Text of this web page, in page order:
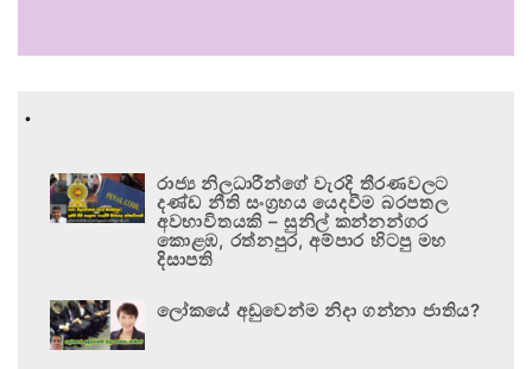
.
රාජ්‍ය නිලධාරීන්ගේ වැරදි තීරණවලට
දණ්ඩ නීති සංග්‍රහය යෙදවීම බරපතල
අවභාවිතයකි – සුනිල් කන්නන්ගර
කොළඹ, රත්නපුර, අම්පාර හිටපු මහ
දිසාපති
ලෝකයේ අඩුවෙන්ම නිදා ගන්නා ජාතිය?